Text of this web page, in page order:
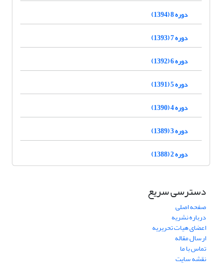
دوره 8 (1394)
دوره 7 (1393)
دوره 6 (1392)
دوره 5 (1391)
دوره 4 (1390)
دوره 3 (1389)
دوره 2 (1388)
دسترسی سریع
صفحه اصلی
درباره نشریه
اعضای هیات تحریریه
ارسال مقاله
تماس با ما
نقشه سایت